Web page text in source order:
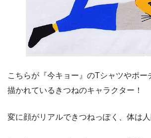
こちらが『今キョー』のTシャツやポー
描かれているきつねのキャラクター！
変に顔がリアルできつねっぽく、体は人